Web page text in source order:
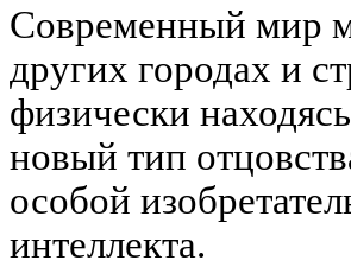
Современный мир
других городах и
физически
новый тип
особой
интеллекта.